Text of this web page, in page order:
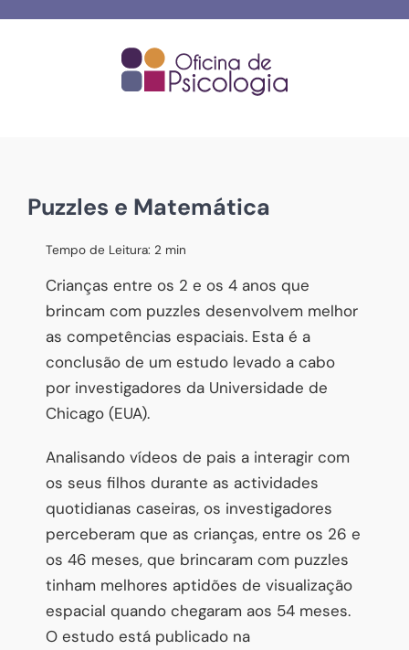
Puzzles e Matemática
Tempo de Leitura: 2 min
Crianças entre os 2 e os 4 anos que
brincam com puzzles desenvolvem melhor
as competências espaciais. Esta é a
conclusão de um estudo levado a cabo
por investigadores da Universidade de
Chicago (EUA).
Analisando vídeos de pais a interagir com
os seus filhos durante as actividades
quotidianas caseiras, os investigadores
perceberam que as crianças, entre os 26 e
os 46 meses, que brincaram com puzzles
tinham melhores aptidões de visualização
espacial quando chegaram aos 54 meses.
O estudo está publicado na